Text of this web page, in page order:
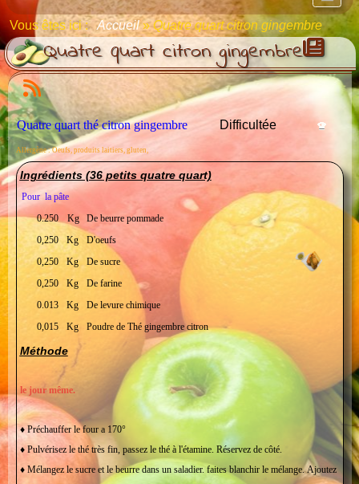
Vous êtes ici :Accueil»Quatre quart citron gingembre
Quatre quart citron gingembre
Quatre quart thé citron gingembre Difficultée
Allergène : Oeufs, produits laitiers, gluten,
Ingrédients (36 petits quatre quart)
Pour la pâte
0.250
Kg
De beurre pommade
0,250
Kg
D'oeufs
0,250
Kg
De sucre
0,250
Kg
De farine
0.013
Kg
De levure chimique
0,015
Kg Poudre de Thé gingembre citron
Méthode
le jour même.
♦ Préchauffer le four a 170°
♦ Pulvérisez le thé très fin, passez le thé à l'étamine. Réservez de côté.
♦ Mélangez le sucre et le beurre dans un saladier. faites blanchir le mélange. Ajoutez